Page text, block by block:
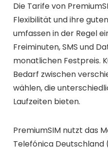
Die Tarife von
Flexibilität und ihre
umfassen in der Regel
Freiminuten, SMS und
monatlichen Festpreis.
Bedarf zwischen
wählen, die
Laufzeiten bieten.
PremiumSIM nutzt das
Telefónica Deutschland